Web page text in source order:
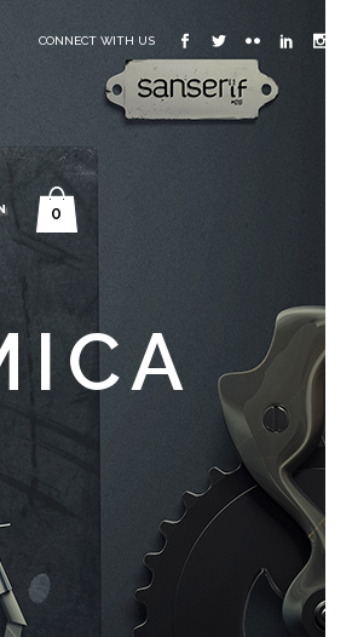
CONNECT WITH US
0